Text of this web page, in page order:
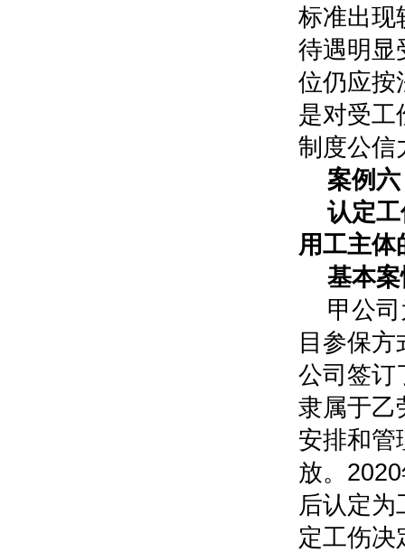
标准出现
待遇明显
位仍应按
是对受工
制度公信
案例六
认定
用工主体
基本
甲公
目参保
公司签订
隶属于乙
安排和管
放。
后认定
定工伤决